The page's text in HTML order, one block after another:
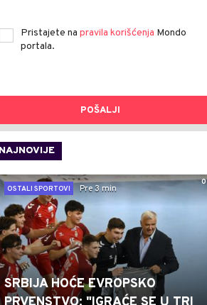
Pristajete na pravila korišćenja Mondo
portala.
POŠALJI
NAJNOVIJE
0
OSTALI SPORTOVI
Pre 3 min
SRBIJA HOĆE EVROPSKO